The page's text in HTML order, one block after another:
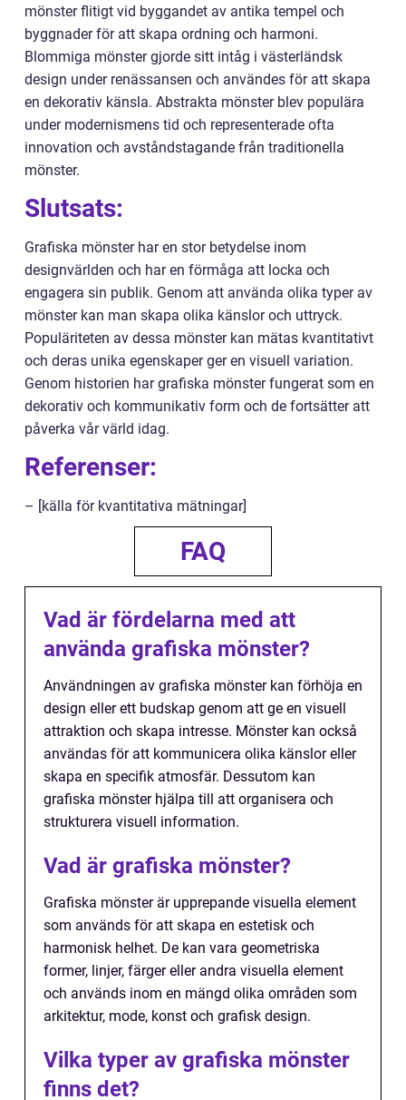
mönster flitigt vid byggandet av antika tempel och
byggnader för att skapa ordning och harmoni.
Blommiga mönster gjorde sitt intåg i västerländsk
design under renässansen och användes för att skapa
en dekorativ känsla. Abstrakta mönster blev populära
under modernismens tid och representerade ofta
innovation och avståndstagande från traditionella
mönster.
Slutsats:
Grafiska mönster har en stor betydelse inom
designvärlden och har en förmåga att locka och
engagera sin publik. Genom att använda olika typer av
mönster kan man skapa olika känslor och uttryck.
Populäriteten av dessa mönster kan mätas kvantitativt
och deras unika egenskaper ger en visuell variation.
Genom historien har grafiska mönster fungerat som en
dekorativ och kommunikativ form och de fortsätter att
påverka vår värld idag.
Referenser:
– [källa för kvantitativa mätningar]
FAQ
Vad är fördelarna med att
använda grafiska mönster?
Användningen av grafiska mönster kan förhöja en
design eller ett budskap genom att ge en visuell
attraktion och skapa intresse. Mönster kan också
användas för att kommunicera olika känslor eller
skapa en specifik atmosfär. Dessutom kan
grafiska mönster hjälpa till att organisera och
strukturera visuell information.
Vad är grafiska mönster?
Grafiska mönster är upprepande visuella element
som används för att skapa en estetisk och
harmonisk helhet. De kan vara geometriska
former, linjer, färger eller andra visuella element
och används inom en mängd olika områden som
arkitektur, mode, konst och grafisk design.
Vilka typer av grafiska mönster
finns det?